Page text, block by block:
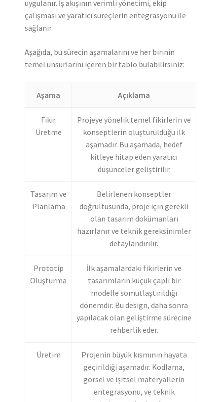
uygulanır. İş akışının verimli yönetimi, ekip
çalışması ve yaratıcı süreçlerin entegrasyonu ile
sağlanır.
Aşağıda, bu sürecin aşamalarını ve her birinin
temel unsurlarını içeren bir tablo bulabilirsiniz:
Aşama Açıklama
Fikir
Üretme
Projeye yönelik temel fikirlerin ve
konseptlerin oluşturulduğu ilk
aşamadır. Bu aşamada, hedef
kitleye hitap eden yaratıcı
düşünceler geliştirilir.
Tasarım ve
Planlama
Belirlenen konseptler
doğrultusunda, proje için gerekli
olan tasarım dokümanları
hazırlanır ve teknik gereksinimler
detaylandırılır.
Prototip
Oluşturma
İlk aşamalardaki fikirlerin ve
tasarımların küçük çaplı bir
modelle somutlaştırıldığı
dönemdir. Bu design, daha sonra
yapılacak olan geliştirme sürecine
rehberlik eder.
Üretim
Projenin büyük kısmının hayata
geçirildiği aşamadır. Kodlama,
görsel ve işitsel materyallerin
entegrasyonu, ve teknik